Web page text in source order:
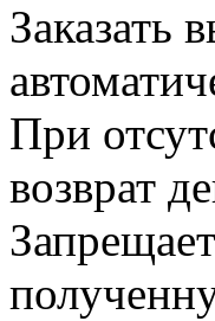
Заказать
При
возврат